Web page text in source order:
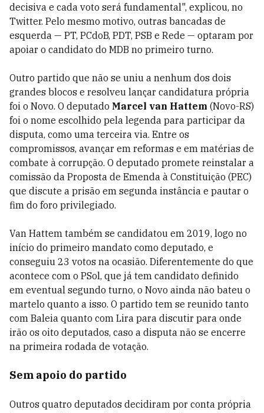
decisiva e cada voto será fundamental", explicou, no
Twitter. Pelo mesmo motivo, outras bancadas de
esquerda — PT, PCdoB, PDT, PSB e Rede — optaram por
apoiar o candidato do MDB no primeiro turno.
Outro partido que não se uniu a nenhum dos dois
grandes blocos e resolveu lançar candidatura própria
foi o Novo. O deputado Marcel van Hattem (Novo-RS)
foi o nome escolhido pela legenda para participar da
disputa, como uma terceira via. Entre os
compromissos, avançar em reformas e em matérias de
combate à corrupção. O deputado promete reinstalar a
comissão da Proposta de Emenda à Constituição (PEC)
que discute a prisão em segunda instância e pautar o
fim do foro privilegiado.
Van Hattem também se candidatou em 2019, logo no
início do primeiro mandato como deputado, e
conseguiu 23 votos na ocasião. Diferentemente do que
acontece com o PSol, que já tem candidato definido
em eventual segundo turno, o Novo ainda não bateu o
martelo quanto a isso. O partido tem se reunido tanto
com Baleia quanto com Lira para discutir para onde
irão os oito deputados, caso a disputa não se encerre
na primeira rodada de votação.
Sem apoio do partido
Outros quatro deputados decidiram por conta própria